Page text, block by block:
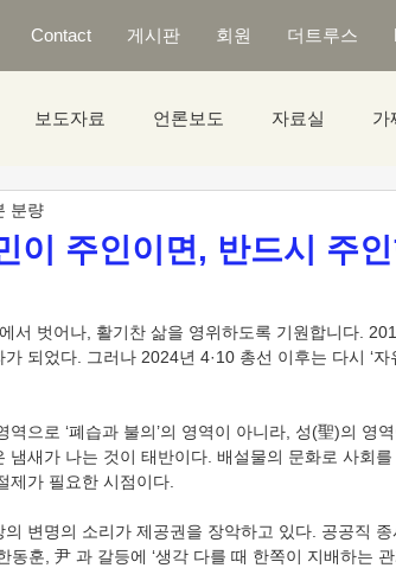
Contact 게시판 회원 더트루스
보도자료 언론보도 자료실 가
이 주인이면, 반드시 주
분량
서 벗어나, 활기찬 삶을 영위하도록 기원합니다.
되었다. 그러나 2024년 4·10 총선 이후는 다시 ‘
으로 ‘폐습과 불의’의 영역이 아니라, 성(聖)의 영
냄새가 나는 것이 태반이다. 배설물의 문화로 사회
제가 필요한 시점이다.
변명의 소리가 제공권을 장악하고 있다. 공공직
동훈, 尹 과 갈등에 ‘생각 다를 때 한쪽이 지배하는